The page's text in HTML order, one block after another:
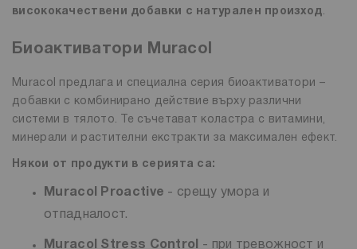
висококачествени добавки с натурален произход.
Биоактиватори Muracol
Muracol предлага и специална серия биоактиватори –
добавки с комбинирано действие върху различни
системи в тялото. Те съчетават коластра с витамини,
минерали и растителни екстракти за максимален ефект.
Някои от продукти в серията са:
Muracol Proactive - срещу умора и
отпадналост.
Muracol Stress Control
- при тревожност и